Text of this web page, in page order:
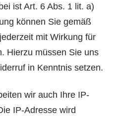
ist Art. 6 Abs. 1 lit. a)
können Sie gemäß
mit Wirkung für
Hierzu müssen Sie uns
in Kenntnis setzen.
wir auch Ihre IP-
IP-Adresse wird